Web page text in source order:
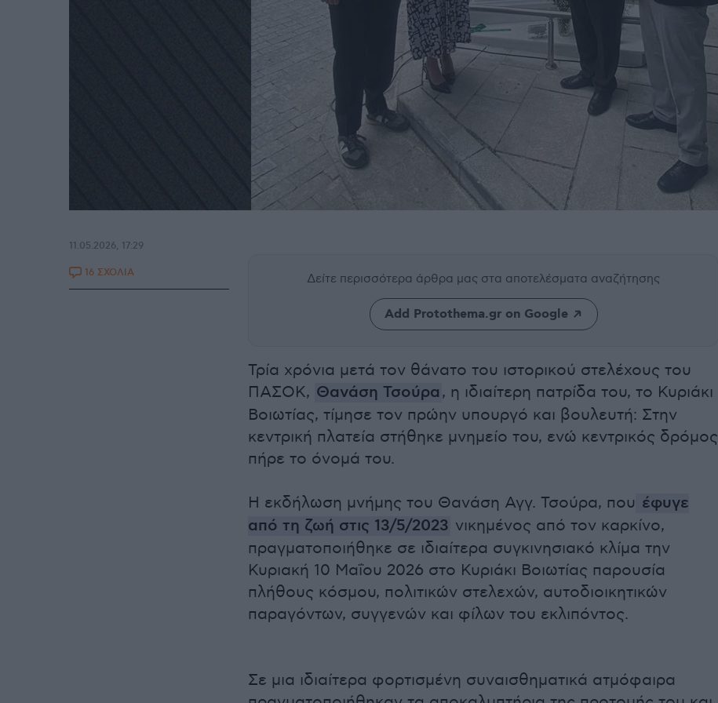
Δείτε περισσότερα άρθρα μας στα αποτελέσματα αναζήτησης
Add Protothema.gr on Google
Τρία χρόνια μετά τον θάνατο του ιστορικού στελέχους του
ΠΑΣΟΚ, Θανάση Τσούρα , η ιδιαίτερη πατρίδα του, το Κυριάκι
Βοιωτίας, τίμησε τον πρώην υπουργό και βουλευτή: Στην
κεντρική πλατεία στήθηκε μνημείο του, ενώ κεντρικός δρόμος
πήρε το όνομά του.
Η εκδήλωση μνήμης του Θανάση Αγγ. Τσούρα, που έφυγε
από τη ζωή στις 13/5/2023 νικημένος από τον καρκίνο,
πραγματοποιήθηκε σε ιδιαίτερα συγκινησιακό κλίμα την
Κυριακή 10 Μαΐου 2026 στο Κυριάκι Βοιωτίας παρουσία
πλήθους κόσμου, πολιτικών στελεχών, αυτοδιοικητικών
παραγόντων, συγγενών και φίλων του εκλιπόντος.
Σε μια ιδιαίτερα φορτισμένη συναισθηματικά ατμόφαιρα
11.05.2026, 17:29
16 ΣΧΟΛΙΑ